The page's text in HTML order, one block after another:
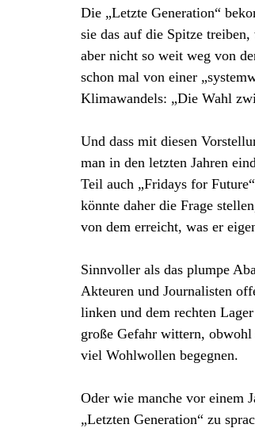
Die „Letzte Generation“
sie das auf die Spitze
aber nicht so weit weg von
schon mal von einer
Klimawandels: „Die Wahl
Und dass mit diesen
man in den letzten Jahren
Teil auch „Fridays for
könnte daher die Frage
von dem erreicht, was er
Sinnvoller als das plumpe
Akteuren und Journalisten
linken und dem rechten
große Gefahr wittern,
viel Wohlwollen begegnen.
Oder wie manche vor einem
„Letzten Generation“ zu